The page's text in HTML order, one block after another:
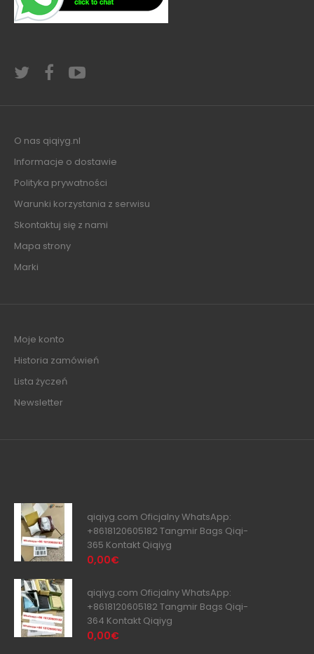
O nas qiqiyg.nl
Informacje o dostawie
Polityka prywatności
Warunki korzystania z serwisu
Skontaktuj się z nami
Mapa strony
Marki
Moje konto
Historia zamówień
Lista życzeń
Newsletter
qiqiyg.com Oficjalny WhatsApp:
+8618120605182 Tangmir Bags Qiqi-
365 Kontakt Qiqiyg
0,00€
qiqiyg.com Oficjalny WhatsApp:
+8618120605182 Tangmir Bags Qiqi-
364 Kontakt Qiqiyg
0,00€